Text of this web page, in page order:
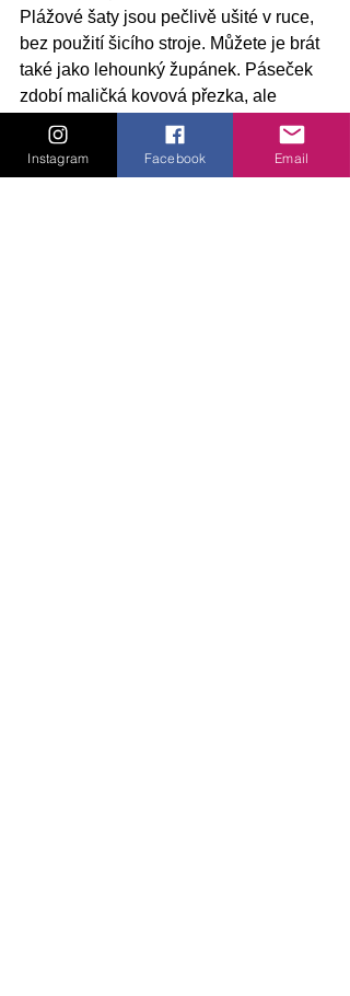
Plážové šaty jsou pečlivě ušité v ruce,
bez použití šicího stroje. Můžete je brát
také jako lehounký župánek. Páseček
zdobí maličká kovová přezka, ale
zapíná se na drobný patentek.Plavky
jsou háčkované z tenké bavlněné příze.
Střih plavek je vymyšlen tak, aby pěkně
Instagram Facebook Email